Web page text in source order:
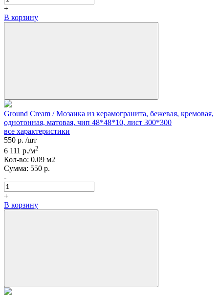
+
В корзину
Ground Cream / Мозаика из керамогранита, бежевая, кремовая,
однотонная, матовая, чип 48*48*10, лист 300*300
все характеристики
550 р. /шт
6 111 р./м2
Кол-вo: 0.09 м2
Сумма: 550 р.
-
+
В корзину